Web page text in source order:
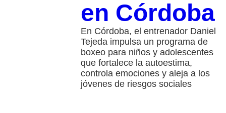
en Córdoba
En Córdoba, el entrenador Daniel
Tejeda impulsa un programa de
boxeo para niños y adolescentes
que fortalece la autoestima,
controla emociones y aleja a los
jóvenes de riesgos sociales